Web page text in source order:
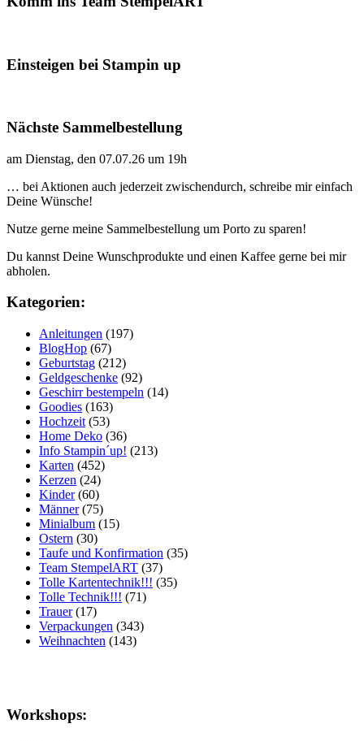
Einsteigen bei Stampin up
Nächste Sammelbestellung
am Dienstag, den 07.07.26 um 19h
… bei Aktionen auch jederzeit zwischendurch, schreibe mir einfach
Deine Wünsche!
Nutze gerne meine Sammelbestellung um Porto zu sparen!
Du kannst Deine Wunschprodukte und einen Kaffee gerne bei mir
abholen.
Kategorien:
Anleitungen (197)
BlogHop (67)
Geburtstag (212)
Geldgeschenke (92)
Geschirr bestempeln (14)
Goodies (163)
Hochzeit (53)
Home Deko (36)
Info Stampin´up! (213)
Karten (452)
Kerzen (24)
Kinder(60)
Männer(75)
Minialbum (15)
Ostern (30)
Taufe und Konfirmation (35)
Team StempelART (37)
Tolle Kartentechnik!!! (35)
Tolle Technik!!! (71)
Trauer(17)
Verpackungen (343)
Weihnachten (143)
Workshops: